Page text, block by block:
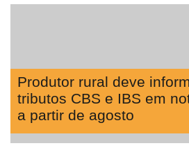
Produtor rural deve
tributos CBS e IBS em
a partir de agosto